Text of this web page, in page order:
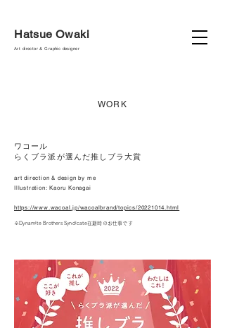
Hatsue Owaki
Art director & Graphic designer
WORK
ワコール
らくブラ派が選んだ推しブラ大賞
art direction & design by me
Illustration: Kaoru Konagai
https://www.wacoal.jp/wacoalbrand/topics/20221014.html
※Dynamite Brothers Syndicate在籍時のお仕事です